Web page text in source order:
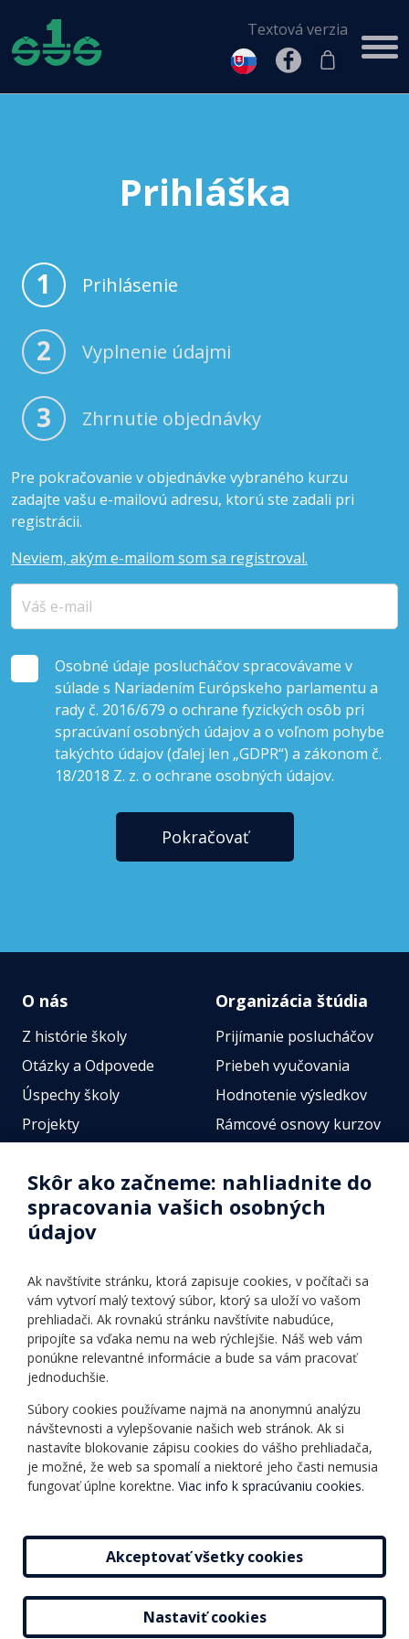
Textová verzia
Prihláška
1 Prihlásenie
2 Vyplnenie údajmi
3 Zhrnutie objednávky
Pre pokračovanie v objednávke vybraného kurzu
zadajte vašu e-mailovú adresu, ktorú ste zadali pri
registrácii.
Neviem, akým e-mailom som sa registroval.
Osobné údaje poslucháčov spracovávame v
súlade s Nariadením Európskeho parlamentu a
rady č. 2016/679 o ochrane fyzických osôb pri
spracúvaní osobných údajov a o voľnom pohybe
takýchto údajov (ďalej len „GDPR“) a zákonom č.
18/2018 Z. z. o ochrane osobných údajov.
Pokračovať
O nás
Z histórie školy
Otázky a Odpovede
Úspechy školy
Projekty
Fotogalérie
Identifikačné údaje školy
Úradné hodiny
Vnútorný poriadok
Organizácia štúdia
Prijímanie poslucháčov
Priebeh vyučovania
Hodnotenie výsledkov
Rámcové osnovy kurzov
Online testy
Ponuka jazykov
Informácie o kurzoch
Online testy
Ako si vybrať a kúpiť
kurz
Príspevky
Rozvrh hodín
Ochrana osobných
údajov
Všeobecné obchodné
podmienky
Skôr ako začneme: nahliadnite do
spracovania vašich osobných
údajov
Ak navštívite stránku, ktorá zapisuje cookies, v počítači sa
vám vytvorí malý textový súbor, ktorý sa uloží vo vašom
prehliadači. Ak rovnakú stránku navštívite nabudúce,
pripojíte sa vďaka nemu na web rýchlejšie. Náš web vám
ponúkne relevantné informácie a bude sa vám pracovať
jednoduchšie.
Súbory cookies používame najmä na anonymnú analýzu
návštevnosti a vylepšovanie našich web stránok. Ak si
nastavíte blokovanie zápisu cookies do vášho prehliadača,
je možné, že web sa spomalí a niektoré jeho časti nemusia
fungovať úplne korektne. Viac info k spracúvaniu cookies.
Akceptovať všetky cookies
Nastaviť cookies